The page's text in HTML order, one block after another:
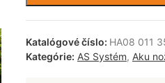
Katalógové číslo: HA08 011
Kategórie: AS Systém, Aku